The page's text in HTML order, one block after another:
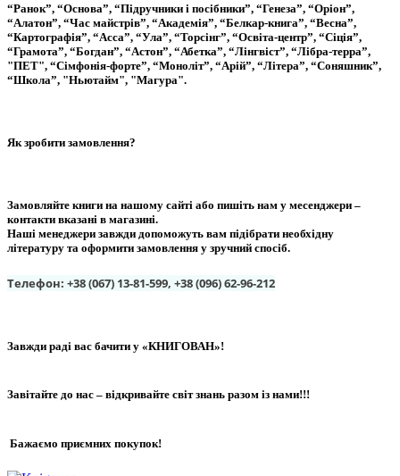
“Ранок”, “Основа”, “Підручники і посібники”, “Генеза”, “Оріон”,
“Алатон”, “Час майстрів”, “Академія”, “Белкар-книга”, “Весна”,
“Картографія”, “Асса”, “Ула”, “Торсінг”, “Освіта-центр”, “Сіція”,
“Грамота”, “Богдан”, “Астон”, “Абетка”, “Лінгвіст”, “Лібра-терра”,
"ПЕТ", “Сімфонія-форте”, “Моноліт”, “Арій”, “Літера”, “Соняшник”,
“Школа”, "Ньютайм", "Магура".
Як зробити замовлення?
Замовляйте книги на нашому сайті або пишіть нам у месенджери –
контакти вказані в магазині.
Наші менеджери завжди допоможуть вам підібрати необхідну
літературу та оформити замовлення у зручний спосіб.
Телефон: +38 (067) 13-81-599, +38 (096) 62-96-212
Завжди раді вас бачити у «КНИГОВАН»!
Завітайте до нас – відкривайте світ знань разом із нами!!!
Бажаємо приємних покупок!